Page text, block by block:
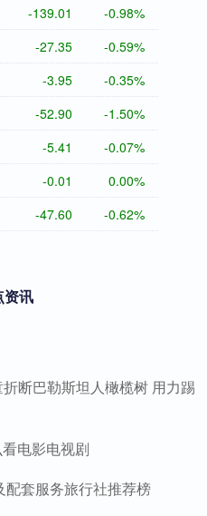
-139.01 -0.98%
-27.35 -0.59%
-3.95 -0.35%
-52.90 -1.50%
-5.41 -0.07%
-0.01 0.00%
-47.60 -0.62%
资讯
断巴勒斯坦人橄榄树 用力踢
电影电视剧
套服务旅行社推荐榜